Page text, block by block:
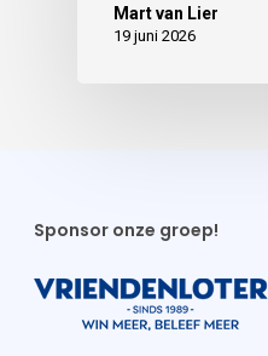
Mart van Lier
19 juni 2026
Sponsor onze groep!